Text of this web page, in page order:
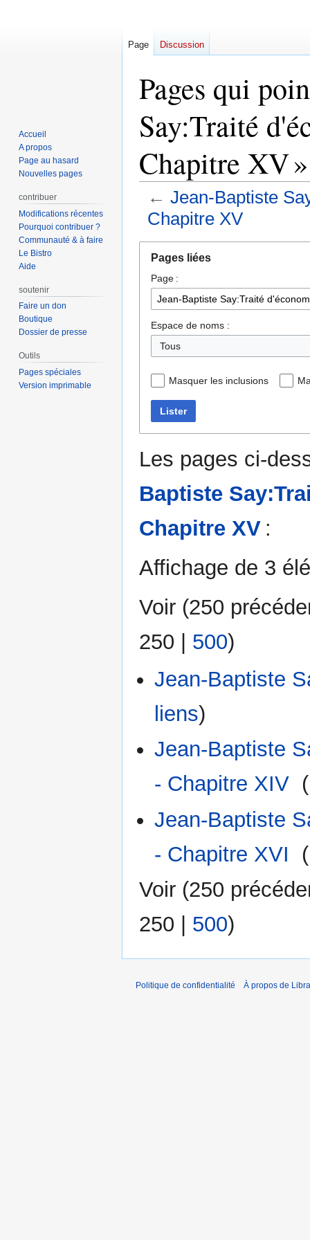
Pages qui
Say:Traité
Chapitre XV »
← Jean-Baptiste
Chapitre XV
navigation
recherche
Pages liées
Page :
Espace de noms :
Masquer les inclusions
Lister
Les pages ci-
Baptiste
Chapitre XV :
Affichage de 3
Voir (250
250 | 500)
Jean-Baptiste
liens)
Jean-Baptiste
- Chapitre XIV (
Jean-Baptiste
- Chapitre XVI
(
Voir (250
250
500)
Page Discussion
Accueil
A propos
Page au hasard
Nouvelles pages
contribuer
Modifications récentes
Pourquoi contribuer ?
Communauté & à faire
Le Bistro
Aide
soutenir
Faire un don
Boutique
Dossier de presse
Outils
Pages spéciales
Version imprimable
Politique de confidentialité À propos de